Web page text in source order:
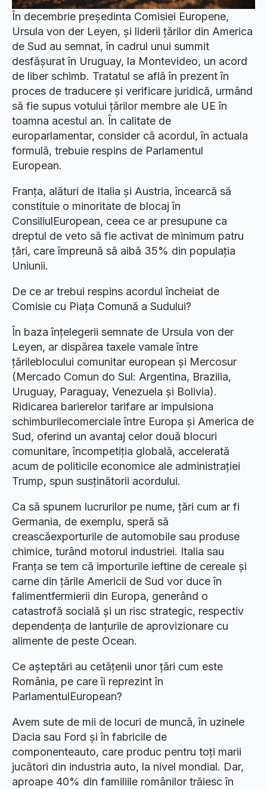
În decembrie președinta Comisiei Europene,
Ursula von der Leyen, și liderii țărilor din America
de Sud au semnat, în cadrul unui summit
desfășurat în Uruguay, la Montevideo, un acord
de liber schimb. Tratatul se află în prezent în
proces de traducere și verificare juridică, urmând
să fie supus votului țărilor membre ale UE în
toamna acestui an. În calitate de
europarlamentar, consider că acordul, în actuala
formulă, trebuie respins de Parlamentul
European.
Franța, alături de Italia și Austria, încearcă să
constituie o minoritate de blocaj în
ConsiliulEuropean, ceea ce ar presupune ca
dreptul de veto să fie activat de minimum patru
țări, care împreună să aibă 35% din populația
Uniunii.
De ce ar trebui respins acordul încheiat de
Comisie cu Piața Comună a Sudului?
În baza înțelegerii semnate de Ursula von der
Leyen, ar dispărea taxele vamale între
țărileblocului comunitar european și Mercosur
(Mercado Comun do Sul: Argentina, Brazilia,
Uruguay, Paraguay, Venezuela și Bolivia).
Ridicarea barierelor tarifare ar impulsiona
schimburilecomerciale între Europa și America de
Sud, oferind un avantaj celor două blocuri
comunitare, încompetiția globală, accelerată
acum de politicile economice ale administrației
Trump, spun susținătorii acordului.
Ca să spunem lucrurilor pe nume, țări cum ar fi
Germania, de exemplu, speră să
creascăexporturile de automobile sau produse
chimice, turând motorul industriei. Italia sau
Franța se tem că importurile ieftine de cereale și
carne din țările Americii de Sud vor duce în
falimentfermierii din Europa, generând o
catastrofă socială și un risc strategic, respectiv
dependența de lanțurile de aprovizionare cu
alimente de peste Ocean.
Ce așteptări au cetățenii unor țări cum este
România, pe care îi reprezint în
ParlamentulEuropean?
Avem sute de mii de locuri de muncă, în uzinele
Dacia sau Ford și în fabricile de
componenteauto, care produc pentru toți marii
jucători din industria auto, la nivel mondial. Dar,
aproape 40% din familiile românilor trăiesc în